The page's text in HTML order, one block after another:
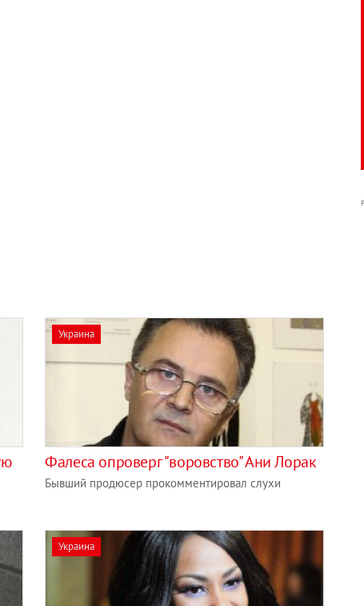
Украина
Фалеса опроверг "воровство" Ани Лорак
Бывший продюсер прокомментировал слухи
Украина